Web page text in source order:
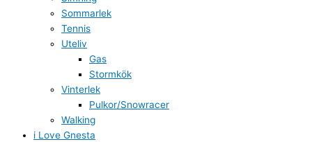
Sommarlek
Tennis
Uteliv
Gas
Stormkök
Vinterlek
Pulkor/Snowracer
Walking
i Love Gnesta